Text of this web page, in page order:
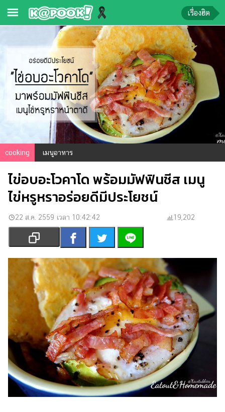
ข่าว-
ความ
รู้
ข่าว
ข่าว
ตรวจ
หวย
ผล
บอล
สด
การ
เงิน
การ
ศึกษา
บันเทิง
รูปภาพ
ดู
หนัง
Music
Station
ละคร
เรื่องฮิต
cooking เมนูอาหาร
ไข่อบอะโวคาโด พร้อมมัฟฟินชีส เมนู
ไข่หรูหราอร่อยดีมีประโยชน์
22 ส.ค. 2559 เวลา 10:42:42 19,202